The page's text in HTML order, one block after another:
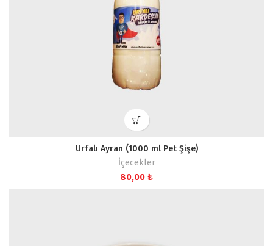
Urfalı Ayran (1000 ml Pet Şişe)
İçecekler
80,00 ₺